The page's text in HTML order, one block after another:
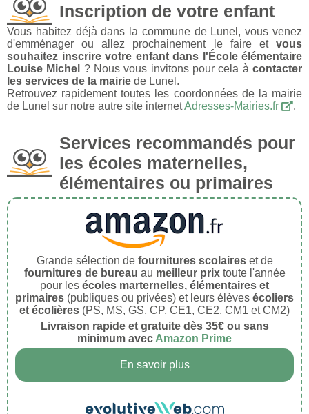
Inscription de votre enfant
Vous habitez déjà dans la commune de Lunel, vous venez
d'emménager ou allez prochainement le faire et vous
souhaitez inscrire votre enfant dans l'École élémentaire
Louise Michel
? Nous vous invitons pour cela àcontacter
les services de la mairie de Lunel.
Retrouvez rapidement toutes les coordonnées de la mairie
de Lunel sur notre autre site internetAdresses-Mairies.fr .
Services recommandés pour
les écoles maternelles,
élémentaires ou primaires
Grande sélection de fournitures scolaireset de
fournitures de bureau au meilleur prixtoute l'année
pour les écoles marternelles, élémentaires et
primaires (publiques ou privées) et leurs élèves écoliers
et écolières (PS, MS, GS, CP, CE1, CE2, CM1 et CM2)
Livraison rapide et gratuite dès 35€ ou sans
minimum avec Amazon Prime
En savoir plus